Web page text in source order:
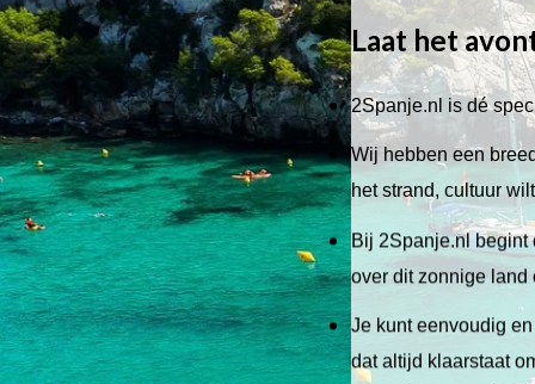
Laat het
2Spanje.nl is dé
Wij hebben een
het strand, cultuur
Bij 2Spanje.nl begint
over dit zonnige land
Je kunt eenvoudig
dat altijd klaarstaat